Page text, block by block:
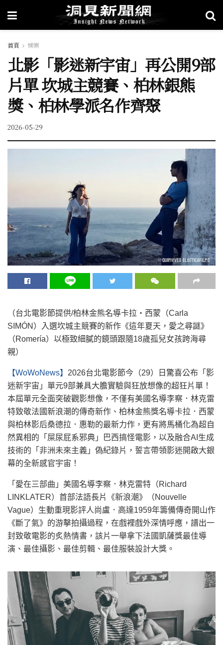
首頁 娛樂
北影「影迷新宇宙」再公開9部
片單 坎城主競賽、柏林銀熊
獎、柏林學派名作齊聚
2026-05-29
（台北電影節提供/柏林金熊名導卡拉・西蒙（Carla
SIMÓN）入選坎城主競賽的新作《這年夏天，愛之尋謎》
（Romería）以極致細膩的鏡頭跟隨18歲孤兒女孩跨海尋
親）
【WoWoNews】 2026台北電影節今（29）日驚喜公布「影
迷新宇宙」單元9部兼具大膽實驗與狂放想像的超狂片單！
本屆單元全面突破觀影想像，不僅有美國名導李察．林克雷
特致敬法國新浪潮的傳奇新作、柏林金熊獎名導卡拉．西蒙
與柏林影后桑德拉．惠勒的最新力作，更有將馬桶化為超自
然異相的「屎尿屁系邪典」巴西搞怪電影，以及融合AI生成
技術的「非洲未來主義」偽紀錄片，誓言帶領影迷開啟大銀
幕的全新感官宇宙！
「愛在三部曲」美國名導李察．林克雷特（Richard
LINKLATER）首部法語長片《新浪潮》（Nouvelle
Vague）生動重現影評人尚盧．高達1959年籌備傳奇開山作
《斷了氣》的游擊拍攝過程，在戲裡戲外深情呼應，譜出一
封致敬電影的炙熱情書，該片一舉拿下法國凱薩獎最佳導
演、最佳攝影、最佳剪輯、最佳服裝設計大獎。